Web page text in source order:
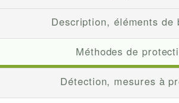
Description, éléments de
Méthodes de
Détection, mesures à